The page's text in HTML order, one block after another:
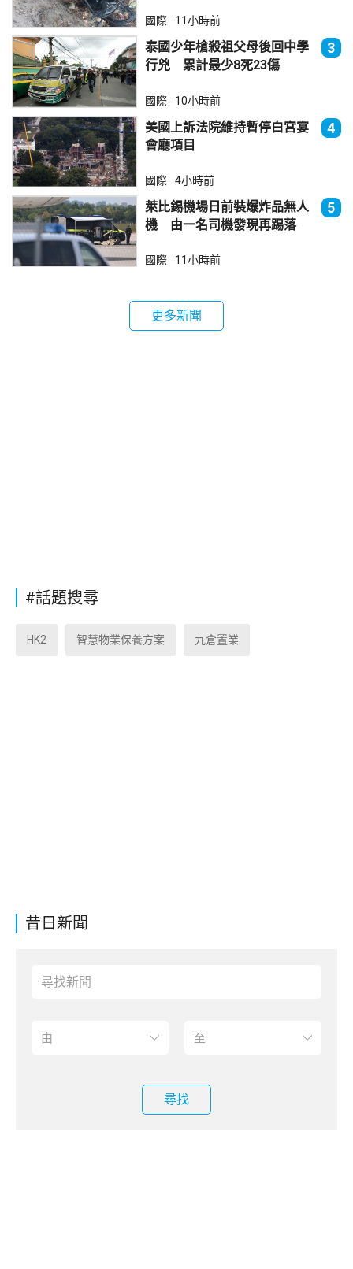
昔日新聞
尋找
國際 11小時前
泰國少年槍殺祖父母後回中學
行兇 累計最少8死23傷
3
國際 10小時前
美國上訴法院維持暫停白宮宴
會廳項目
4
國際 4小時前
萊比錫機場日前裝爆炸品無人
機 由一名司機發現再踢落
5
國際 11小時前
更多新聞
#話題搜尋
HK2 智慧物業保養方案 九倉置業